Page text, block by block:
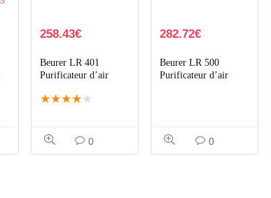
258.43€
Beurer LR 401
Purificateur d’air
filtration + UV, 69m²
★★★★ ★
0
282.72€
Beurer LR 500
Purificateur d’air
0